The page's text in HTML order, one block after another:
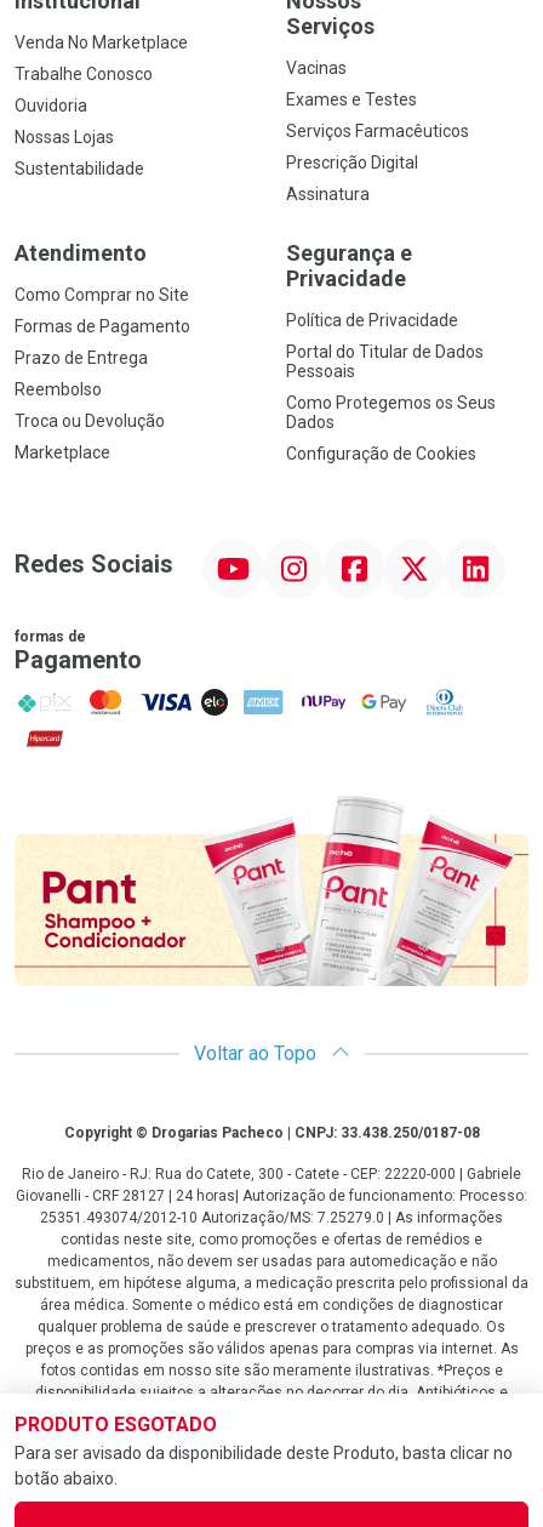
PRODUTO ESGOTADO
Para ser avisado da disponibilidade deste Produto, basta clicar no
botão abaixo.
Venda No Marketplace
Trabalhe Conosco
Ouvidoria
Nossas Lojas
Sustentabilidade
Serviços
Vacinas
Exames e Testes
Serviços Farmacêuticos
Prescrição Digital
Assinatura
Atendimento
Como Comprar no Site
Formas de Pagamento
Prazo de Entrega
Reembolso
Troca ou Devolução
Marketplace
Segurança e
Privacidade
Política de Privacidade
Portal do Titular de Dados
Pessoais
Como Protegemos os Seus
Dados
Configuração de Cookies
Redes Sociais InstagramFacebookTwitter Linkedin
formas de
Pagamento
PIX MasterCard
VISA ELO AMEX NuPay Google PayDiners Club
Hipercard
Promoção em Destaque
Voltar ao Topo
CopyrightCopyright © Drogarias Pacheco | CNPJ: 33.438.250/0187-08
Rio de Janeiro - RJ: Rua do Catete, 300 - Catete - CEP: 22220-000 | Gabriele
Giovanelli - CRF 28127 | 24 horas| Autorização de funcionamento: Processo:
25351.493074/2012-10 Autorização/MS: 7.25279.0 | As informações
contidas neste site, como promoções e ofertas de remédios e
medicamentos, não devem ser usadas para automedicação e não
substituem, em hipótese alguma, a medicação prescrita pelo profissional da
área médica. Somente o médico está em condições de diagnosticar
qualquer problema de saúde e prescrever o tratamento adequado. Os
preços e as promoções são válidos apenas para compras via internet. As
fotos contidas em nosso site são meramente ilustrativas. *Preços e
disponibilidade sujeitos a alterações no decorrer do dia. Antibióticos e
antimicrobianos vendas apenas em lojas físicas ou televendas. Portaria nº
344 - 01/02/1999 - Ministério da Saúde. Horário de funcionamento Central
de Vendas e Atendimento ao Cliente 4020 4404 ou 0800 282 10 10 de